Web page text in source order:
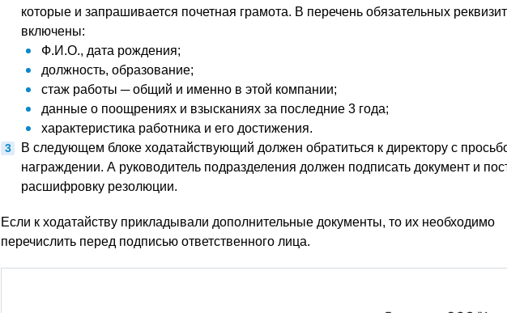
которые и запрашивается почетная грамота. В перечень обязательных
включены:
Ф.И.О., дата рождения;
должность, образование;
стаж работы ─ общий и именно в этой компании;
данные о поощрениях и взысканиях за последние 3 года;
характеристика работника и его достижения.
В следующем блоке ходатайствующий должен обратиться к директору с
награждении. А руководитель подразделения должен подписать документ и
расшифровку резолюции.
Если к ходатайству прикладывали дополнительные документы, то их необходимо
перечислить перед подписью ответственного лица.